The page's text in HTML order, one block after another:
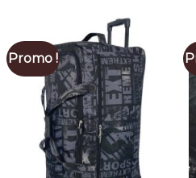
Promo !